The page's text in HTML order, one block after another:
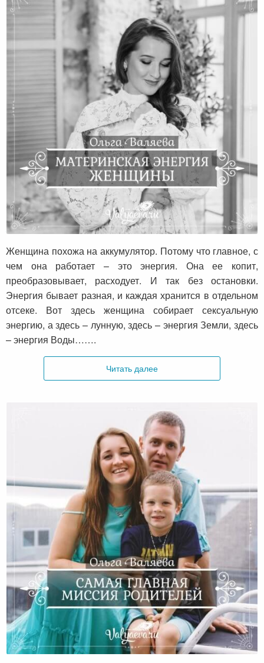
Материнская энергия женщины
Женщина похожа на аккумулятор. Потому что главное, с
чем она работает – это энергия. Она ее копит,
преобразовывает, расходует. И так без остановки.
Энергия бывает разная, и каждая хранится в отдельном
отсеке. Вот здесь женщина собирает сексуальную
энергию, а здесь – лунную, здесь – энергия Земли, здесь
– энергия Воды…….
Читать далее
Самая главная миссия родителей